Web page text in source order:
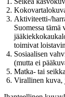
Aktiviteetti-/
Suomessa
toimivat
Sosiaalisen
(mutta ei
Matka- tai
Virallinen kuva,